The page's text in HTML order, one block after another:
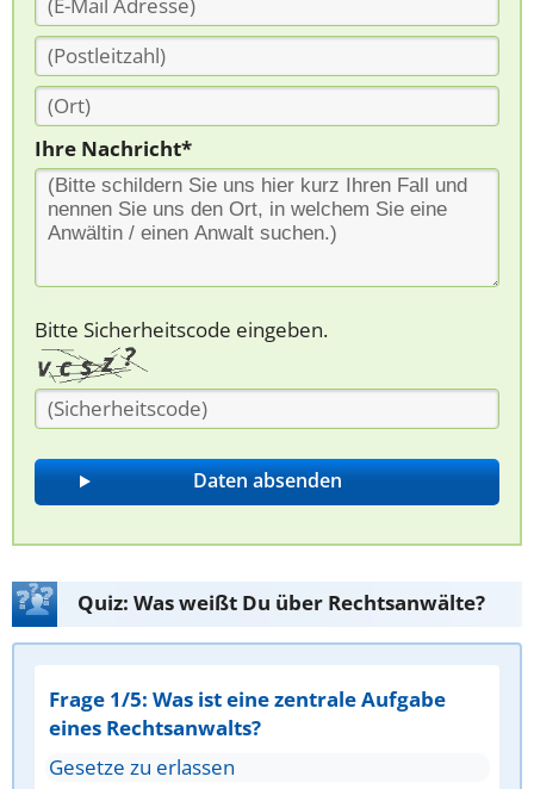
Ihre Nachricht*
Bitte Sicherheitscode eingeben.
Quiz: Was weißt Du über Rechtsanwälte?
Frage 1/5: Was ist eine zentrale Aufgabe
eines Rechtsanwalts?
Gesetze zu erlassen